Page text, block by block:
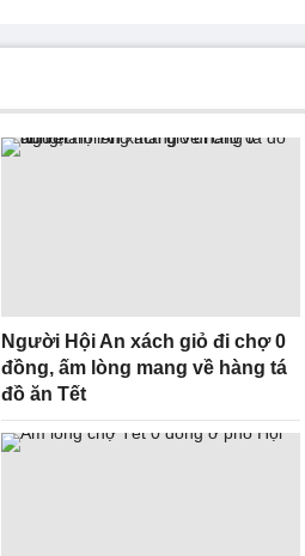
Người Hội An xách giỏ đi chợ 0
đồng, ấm lòng mang về hàng tá
đồ ăn Tết